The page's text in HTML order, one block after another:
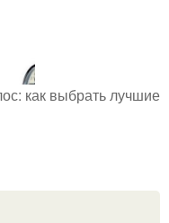
как выбрать лучшие